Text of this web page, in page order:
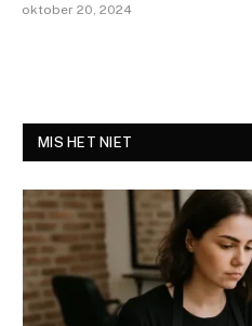
oktober 20, 2024
MIS HET NIET